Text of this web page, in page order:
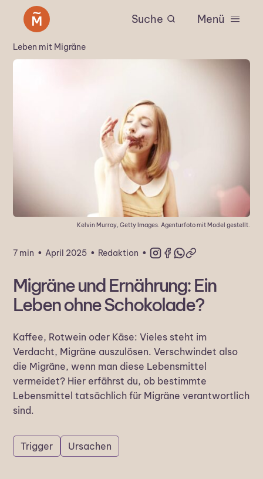
Suche Menü
Leben mit Migräne
Kelvin Murray, Getty Images. Agenturfoto mit Model gestellt.
Migräne und Ernährung: Ein
Leben ohne Schokolade?
7 min · April 2025 · Redaktion ·
Kaffee, Rotwein oder Käse: Vieles steht im
Verdacht, Migräne auszulösen. Verschwindet also
die Migräne, wenn man diese Lebensmittel
vermeidet? Hier erfährst du, ob bestimmte
Lebensmittel tatsächlich für Migräne verantwortlich
sind.
Trigger Ursachen